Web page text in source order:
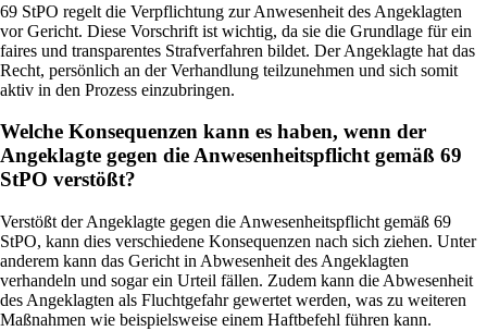
69 StPO regelt die Verpflichtung zur Anwesenheit des Angeklagten
vor Gericht. Diese Vorschrift ist wichtig, da sie die Grundlage für ein
faires und transparentes Strafverfahren bildet. Der Angeklagte hat das
Recht, persönlich an der Verhandlung teilzunehmen und sich somit
aktiv in den Prozess einzubringen.
Welche Konsequenzen kann es haben, wenn der
Angeklagte gegen die Anwesenheitspflicht gemäß 69
StPO verstößt?
Verstößt der Angeklagte gegen die Anwesenheitspflicht gemäß 69
StPO, kann dies verschiedene Konsequenzen nach sich ziehen. Unter
anderem kann das Gericht in Abwesenheit des Angeklagten
verhandeln und sogar ein Urteil fällen. Zudem kann die Abwesenheit
des Angeklagten als Fluchtgefahr gewertet werden, was zu weiteren
Maßnahmen wie beispielsweise einem Haftbefehl führen kann.